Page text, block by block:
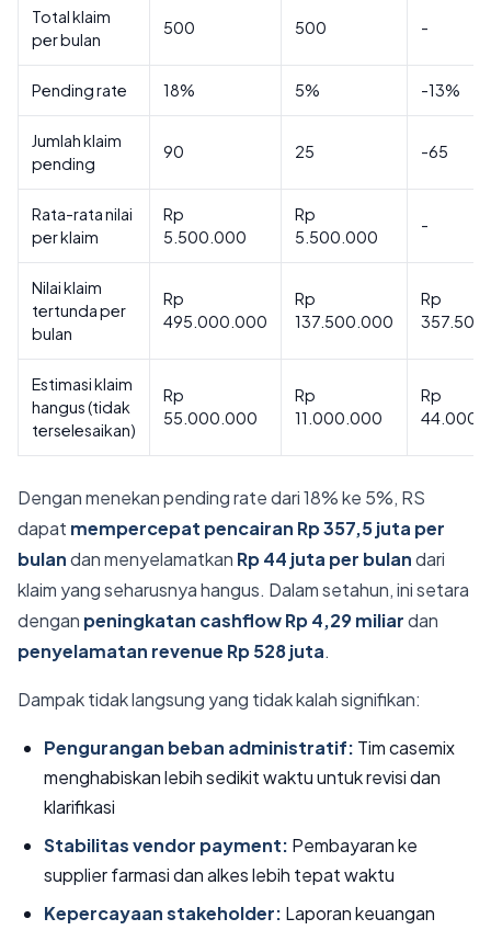
Total klaim
per bulan
500 500 -
Pending rate 18% 5% -13%
Jumlah klaim
pending
90 25 -65
Rata-rata nilai
per klaim
Rp
5.500.000
Rp
5.500.000
-
Nilai klaim
tertunda per
bulan
Rp
495.000.000
Rp
137.500.000
Rp
Estimasi klaim
hangus (tidak
terselesaikan)
Rp
55.000.000
Rp
11.000.000
Rp
Dengan menekan pending rate dari 18% ke 5%, RS
dapat mempercepat pencairan Rp 357,5 juta per
bulandan menyelamatkan Rp 44 juta per bulandari
klaim yang seharusnya hangus. Dalam setahun, ini setara
dengan peningkatan cashflow Rp 4,29 miliardan
penyelamatan revenue Rp 528 juta.
Dampak tidak langsung yang tidak kalah signifikan:
Pengurangan beban administratif: Tim casemix
menghabiskan lebih sedikit waktu untuk revisi dan
klarifikasi
Stabilitas vendor payment: Pembayaran ke
supplier farmasi dan alkes lebih tepat waktu
Kepercayaan stakeholder: Laporan keuangan